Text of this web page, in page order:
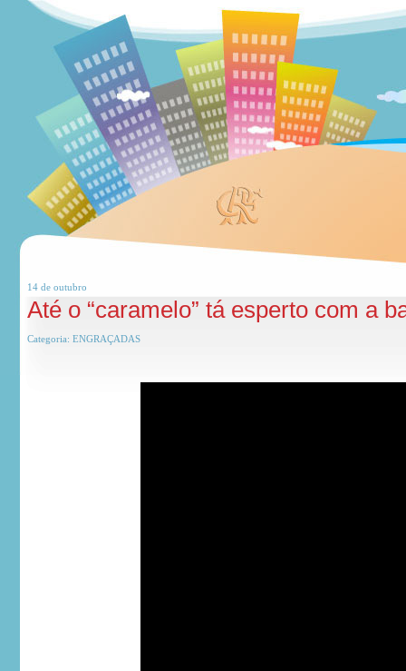
14 de outubro
Até o “caramelo” tá esperto com a
Categoria: ENGRAÇADAS